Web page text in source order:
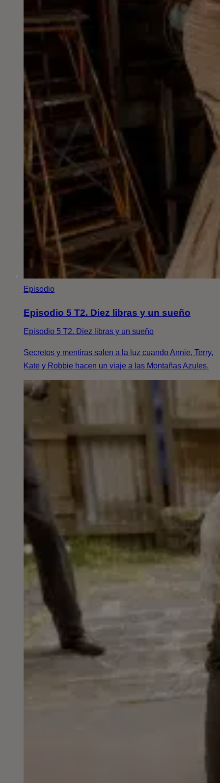
Episodio
Episodio 5 T2. Diez libras y un sueño
Episodio 5 T2. Diez libras y un sueño
Secretos y mentiras salen a la luz cuando Annie, Terry,
Kate y Robbie hacen un viaje a las Montañas Azules.